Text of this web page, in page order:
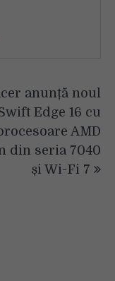
anunță noul
Edge 16 cu
AMD
din seria 7040
și Wi-Fi 7